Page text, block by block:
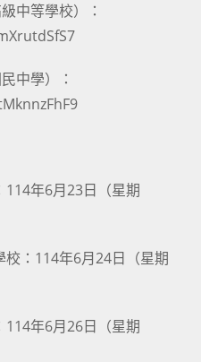
中等學校）：
中學）：
114年6月23日（星期
校：114年6月24日（星期
114年6月26日（星期